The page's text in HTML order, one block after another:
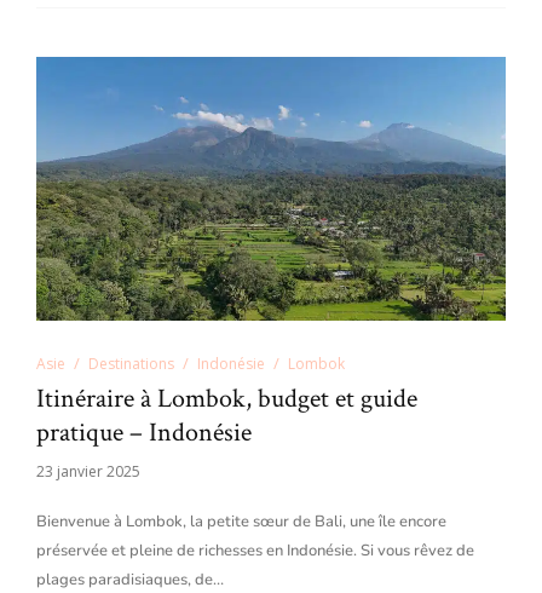
Asie Destinations Indonésie Lombok
Itinéraire à Lombok, budget et guide
pratique – Indonésie
23 janvier 2025
Bienvenue à Lombok, la petite sœur de Bali, une île encore
préservée et pleine de richesses en Indonésie. Si vous rêvez de
plages paradisiaques, de…